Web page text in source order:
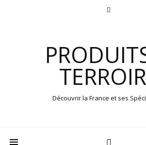
Découvrir la France et ses